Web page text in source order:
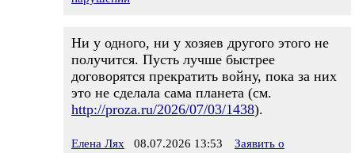
Ни у одного, ни у хозяев другого этого не
получится. Пусть лучше быстрее
договорятся прекратить войну, пока за них
это не сделала сама планета (см.
http://proza.ru/2026/07/03/1438).
Елена Лях 08.07.2026 13:53
Заявить о